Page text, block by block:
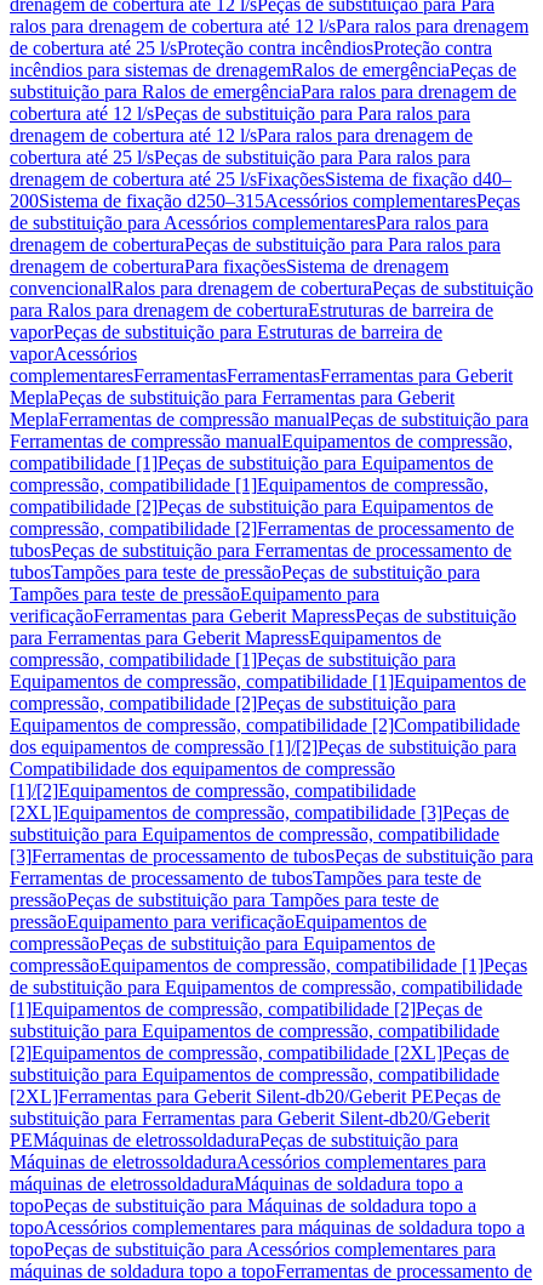
drenagem de cobertura até 12 l/sPeças de substituição para Para
ralos para drenagem de cobertura até 12 l/sPara ralos para drenagem
de cobertura até 25 l/sProteção contra incêndiosProteção contra
incêndios para sistemas de drenagemRalos de emergênciaPeças de
substituição para Ralos de emergênciaPara ralos para drenagem de
cobertura até 12 l/sPeças de substituição para Para ralos para
drenagem de cobertura até 12 l/sPara ralos para drenagem de
cobertura até 25 l/sPeças de substituição para Para ralos para
drenagem de cobertura até 25 l/sFixaçõesSistema de fixação d40–
200Sistema de fixação d250–315Acessórios complementaresPeças
de substituição para Acessórios complementaresPara ralos para
drenagem de coberturaPeças de substituição para Para ralos para
drenagem de coberturaPara fixaçõesSistema de drenagem
convencionalRalos para drenagem de coberturaPeças de substituição
para Ralos para drenagem de coberturaEstruturas de barreira de
vaporPeças de substituição para Estruturas de barreira de
vaporAcessórios
complementaresFerramentasFerramentasFerramentas para Geberit
MeplaPeças de substituição para Ferramentas para Geberit
MeplaFerramentas de compressão manualPeças de substituição para
Ferramentas de compressão manualEquipamentos de compressão,
compatibilidade [1]Peças de substituição para Equipamentos de
compressão, compatibilidade [1]Equipamentos de compressão,
compatibilidade [2]Peças de substituição para Equipamentos de
compressão, compatibilidade [2]Ferramentas de processamento de
tubosPeças de substituição para Ferramentas de processamento de
tubosTampões para teste de pressãoPeças de substituição para
Tampões para teste de pressãoEquipamento para
verificaçãoFerramentas para Geberit MapressPeças de substituição
para Ferramentas para Geberit MapressEquipamentos de
compressão, compatibilidade [1]Peças de substituição para
Equipamentos de compressão, compatibilidade [1]Equipamentos de
compressão, compatibilidade [2]Peças de substituição para
Equipamentos de compressão, compatibilidade [2]Compatibilidade
dos equipamentos de compressão [1]/[2]Peças de substituição para
Compatibilidade dos equipamentos de compressão
[1]/[2]Equipamentos de compressão, compatibilidade
[2XL]Equipamentos de compressão, compatibilidade [3]Peças de
substituição para Equipamentos de compressão, compatibilidade
[3]Ferramentas de processamento de tubosPeças de substituição para
Ferramentas de processamento de tubosTampões para teste de
pressãoPeças de substituição para Tampões para teste de
pressãoEquipamento para verificaçãoEquipamentos de
compressãoPeças de substituição para Equipamentos de
compressãoEquipamentos de compressão, compatibilidade [1]Peças
de substituição para Equipamentos de compressão, compatibilidade
[1]Equipamentos de compressão, compatibilidade [2]Peças de
substituição para Equipamentos de compressão, compatibilidade
[2]Equipamentos de compressão, compatibilidade [2XL]Peças de
substituição para Equipamentos de compressão, compatibilidade
[2XL]Ferramentas para Geberit Silent-db20/Geberit PEPeças de
substituição para Ferramentas para Geberit Silent-db20/Geberit
PEMáquinas de eletrossoldaduraPeças de substituição para
Máquinas de eletrossoldaduraAcessórios complementares para
máquinas de eletrossoldaduraMáquinas de soldadura topo a
topoPeças de substituição para Máquinas de soldadura topo a
topoAcessórios complementares para máquinas de soldadura topo a
topoPeças de substituição para Acessórios complementares para
máquinas de soldadura topo a topoFerramentas de processamento de